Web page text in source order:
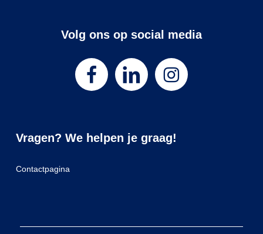
Volg ons op social media
Vragen? We helpen je graag!
Contactpagina